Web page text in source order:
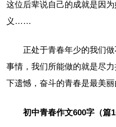
这位后辈说自己的成就是因
义……
正处于青春年少的我们
事情，我们所能做的就是尽
下遗憾，奋斗的青春是最美丽
初中青春作文600字（篇